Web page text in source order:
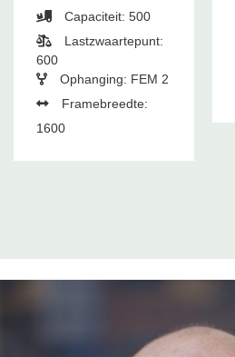
Capaciteit: 500
Lastzwaartepunt:
600
Ophanging: FEM 2
Framebreedte:
1600